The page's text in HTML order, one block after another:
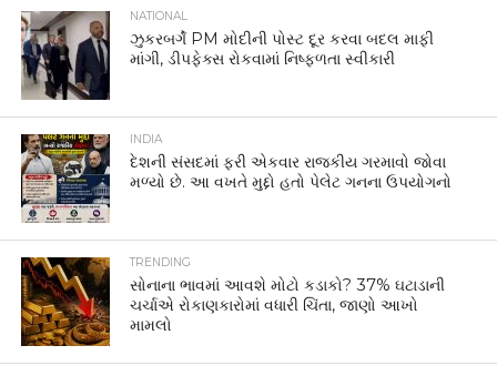
NATIONAL
ઝુકરબર્ગે PM મોદીની પોસ્ટ દૂર કરવા બદલ માફી
માંગી, ડીપફેક્સ રોકવામાં નિષ્ફળતા સ્વીકારી
INDIA
દેશની સંસદમાં ફરી એકવાર રાજકીય ગરમાવો જોવા
મળ્યો છે. આ વખતે મુદ્દો હતો પેલેટ ગનના ઉપયોગનો
TRENDING
સોનાના ભાવમાં આવશે મોટો કડાકો? 37% ઘટાડાની
ચર્ચાએ રોકાણકારોમાં વધારી ચિંતા, જાણો આખો
મામલો